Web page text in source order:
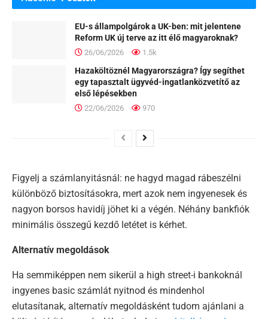
EU-s állampolgárok a UK-ben: mit jelentene
Reform UK új terve az itt élő magyaroknak?
26/06/2026 1.5k
Hazaköltöznél Magyarországra? Így segíthet
egy tapasztalt ügyvéd-ingatlanközvetítő az
első lépésekben
22/06/2026 970
Figyelj a számlanyitásnál: ne hagyd magad rábeszélni
különböző biztosításokra, mert azok nem ingyenesek és
nagyon borsos havidíj jöhet ki a végén. Néhány bankfiók
minimális összegű kezdő letétet is kérhet.
Alternatív megoldások
Ha semmiképpen nem sikerül a high street-i bankoknál
ingyenes basic számlát nyitnod és mindenhol
elutasítanak, alternatív megoldásként tudom ajánlani a